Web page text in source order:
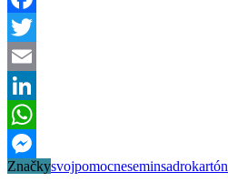
Facebook
Twitter
Email
LinkedIn
WhatsApp
Messenger
Značkysvojpomocneseminsadrokartón